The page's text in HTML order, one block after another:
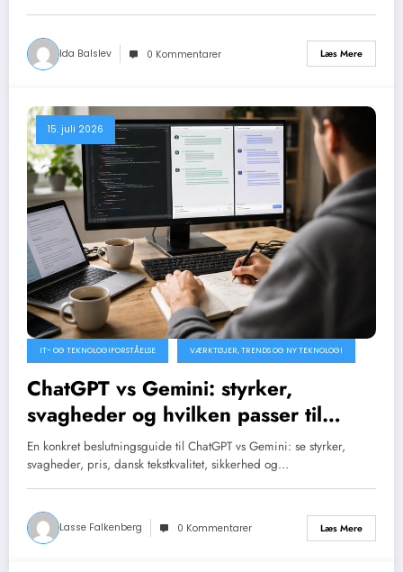
Ida Balslev 0 Kommentarer Læs Mere
15. juli 2026
IT- OG TEKNOLOGIFORSTÅELSE VÆRKTØJER, TRENDS OG NY TEKNOLOGI
ChatGPT vs Gemini: styrker,
svagheder og hvilken passer til
hvilke opgaver?
En konkret beslutningsguide til ChatGPT vs Gemini: se styrker,
svagheder, pris, dansk tekstkvalitet, sikkerhed og…
Lasse Falkenberg 0 Kommentarer Læs Mere